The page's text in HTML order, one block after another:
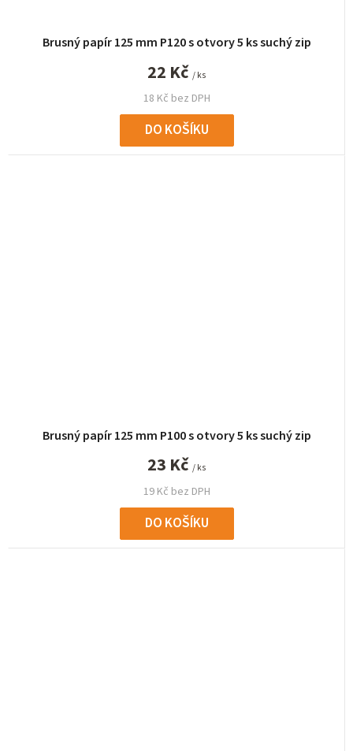
Brusný papír 125 mm P120 s otvory 5 ks suchý zip
18 Kč bez DPH
22 Kč / ks
DO KOŠÍKU
Brusný papír 125 mm P100 s otvory 5 ks suchý zip
19 Kč bez DPH
23 Kč / ks
DO KOŠÍKU